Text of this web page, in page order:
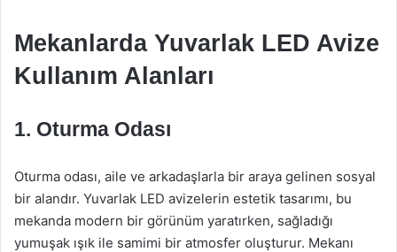
Mekanlarda Yuvarlak LED Avize
Kullanım Alanları
1. Oturma Odası
Oturma odası, aile ve arkadaşlarla bir araya gelinen sosyal
bir alandır. Yuvarlak LED avizelerin estetik tasarımı, bu
mekanda modern bir görünüm yaratırken, sağladığı
yumuşak ışık ile samimi bir atmosfer oluşturur. Mekanı